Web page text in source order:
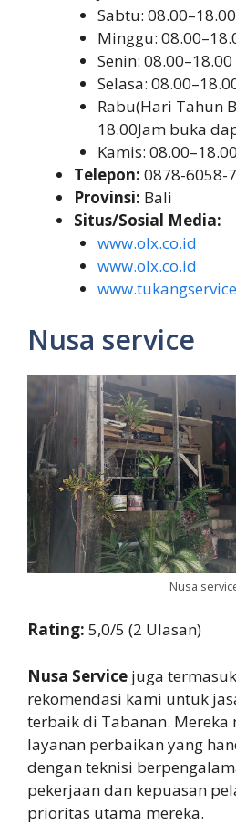
Sabtu: 08.00–18.00
Minggu:
Senin: 08.00–18.00
Selasa:
Rabu(Hari Tahun
18.00Jam buka
Kamis: 08.00–18.00
Telepon: 0878-6058-
Provinsi: Bali
Situs/Sosial Media:
www.olx.co.id
www.olx.co.id
Nusa service
Nusa
Rating: 5,0/5 (2 Ulasan)
Nusa Service juga
rekomendasi kami untuk
terbaik di Tabanan. Mereka
layanan perbaikan yang
dengan teknisi
pekerjaan dan kepuasan
prioritas utama mereka.